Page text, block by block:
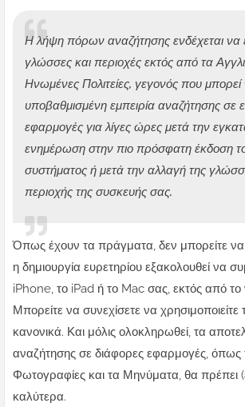
Η λήψη πόρων αναζήτησης ενδέχεται να
γλώσσες και περιοχές εκτός από τα
Ηνωμένες Πολιτείες, γεγονός που
υποβαθμισμένη εμπειρία αναζήτησης σε
εφαρμογές για λίγες ώρες μετά την
ενημέρωση στην πιο πρόσφατη έκδοση
συστήματος ή μετά την αλλαγή της
περιοχής της συσκευής σας.
Όπως έχουν τα πράγματα, δεν μπορείτε να
η δημιουργία ευρετηρίου εξακολουθεί να
iPhone, το iPad ή το Mac σας, εκτός από το
Μπορείτε να συνεχίσετε να
κανονικά. Και μόλις ολοκληρωθεί, τα
αναζήτησης σε διάφορες εφαρμογές, όπως
Φωτογραφίες και τα Μηνύματα, θα πρέπει
καλύτερα.